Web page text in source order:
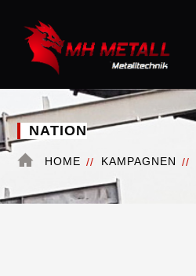
NATION
HOME KAMPAGNEN